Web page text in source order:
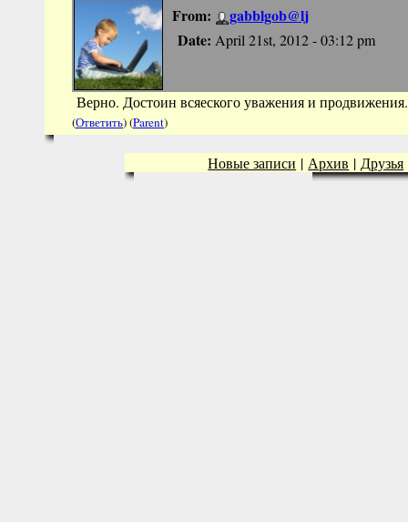
From:
gabblgob@lj
Date: April 21st, 2012 - 03:12 pm
Верно. Достоин всяеского уважения и продвижения.
(Ответить) (Parent)
Новые записи | Архив | Друзья